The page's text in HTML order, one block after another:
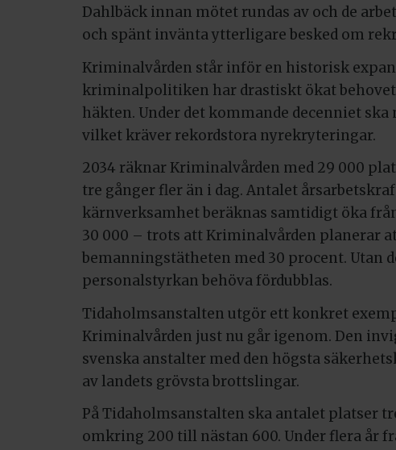
Dahlbäck innan mötet rundas av och de
och spänt invänta ytterligare besked om
Kriminalvården står inför en historisk
kriminalpolitiken har drastiskt ökat
häkten. Under det kommande decenniet
vilket kräver rekordstora nyrekryteringar.
2034 räknar Kriminalvården med 29 000
tre gånger fler än i dag. Antalet
kärnverksamhet beräknas samtidigt öka
30 000 – trots att Kriminalvården planerar
bemanningstätheten med 30 procent. Utan
personalstyrkan behöva fördubblas.
Tidaholmsanstalten utgör ett konkret
Kriminalvården just nu går igenom. Den
svenska anstalter med den högsta
av landets grövsta brottslingar.
På Tidaholmsanstalten ska antalet platser
omkring 200 till nästan 600. Under flera år